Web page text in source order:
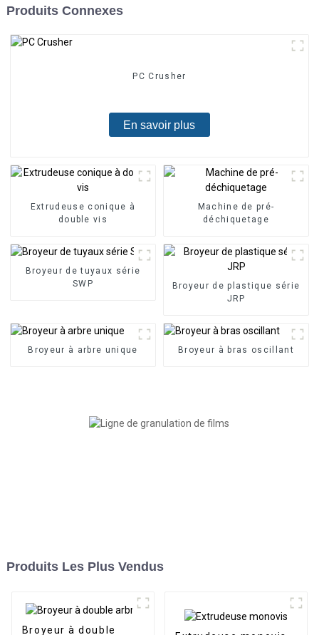
Produits Connexes
PC Crusher
En savoir plus
Extrudeuse conique à
double vis
Machine de pré-
déchiquetage
Broyeur de tuyaux série
SWP
Broyeur de plastique série
JRP
Broyeur à arbre unique Broyeur à bras oscillant
Produits Les Plus Vendus
Broyeur à double